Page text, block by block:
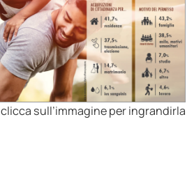
clicca sull’immagine per ingrandirla